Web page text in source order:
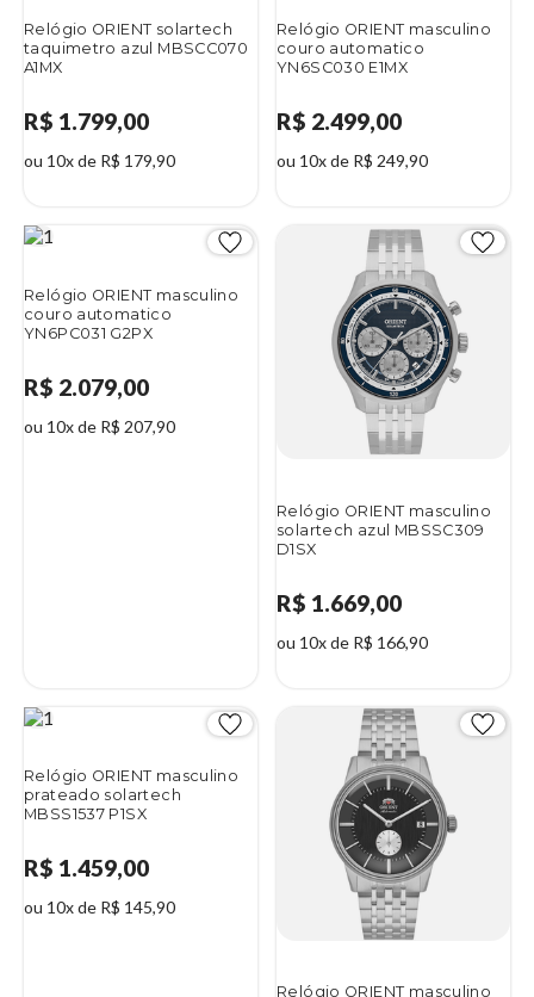
Relógio ORIENT solartech
taquimetro azul MBSCC070
A1MX
R$ 1.799,00
ou 10x de R$ 179,90
Relógio ORIENT masculino
couro automatico
YN6SC030 E1MX
R$ 2.499,00
ou 10x de R$ 249,90
Relógio ORIENT masculino
couro automatico
YN6PC031 G2PX
R$ 2.079,00
ou 10x de R$ 207,90
Relógio ORIENT masculino
solartech azul MBSSC309
D1SX
R$ 1.669,00
ou 10x de R$ 166,90
Relógio ORIENT masculino
prateado solartech
MBSS1537 P1SX
R$ 1.459,00
ou 10x de R$ 145,90
Relógio ORIENT masculino